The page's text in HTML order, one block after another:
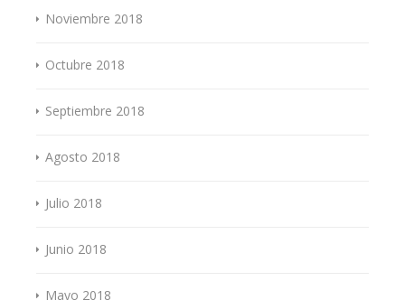
Noviembre 2018
Octubre 2018
Septiembre 2018
Agosto 2018
Julio 2018
Junio 2018
Mayo 2018